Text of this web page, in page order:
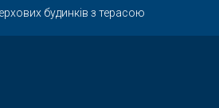
будинків з терасою